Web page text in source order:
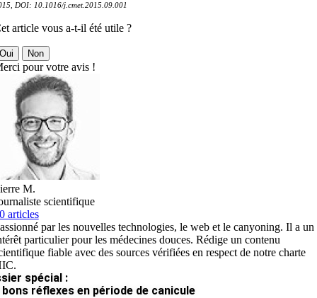
DOI: 10.1016/j.cmet.2015.09.001
article vous a-t-il été utile ?
Non
pour votre avis !
M.
scientifique
articles
par les nouvelles technologies, le web et le canyoning. Il a un
particulier pour les médecines douces. Rédige un contenu
fiable avec des sources vérifiées en respect de notre charte
spécial :
bons réflexes en période de canicule